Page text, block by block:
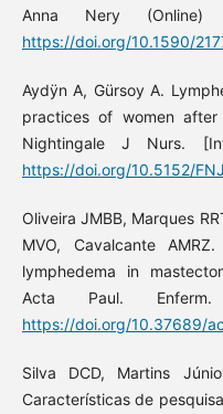
Anna Nery (Online)
https://doi.org/10.1590/
Aydÿn A, Gürsoy A.
practices of women
Nightingale J Nurs.
https://doi.org/10.5152/
Oliveira JMBB, Marques
MVO, Cavalcante
lymphedema in
Acta Paul.
https://doi.org/10.37689/
Silva DCD, Martins
Características de